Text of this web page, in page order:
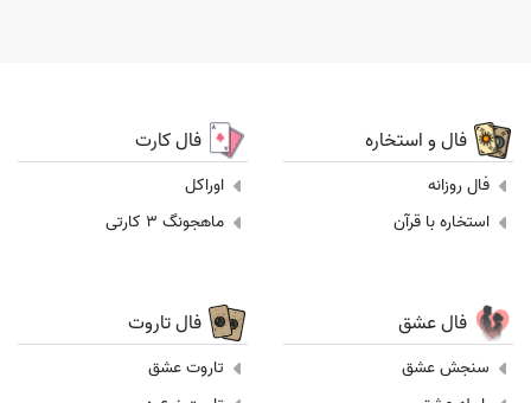
فال و استخاره
فال روزانه
استخاره با قرآن
فال کارت
اوراکل
ماهجونگ 3 کارتی
فال عشق
سنجش عشق
فال تاروت
تاروت عشق